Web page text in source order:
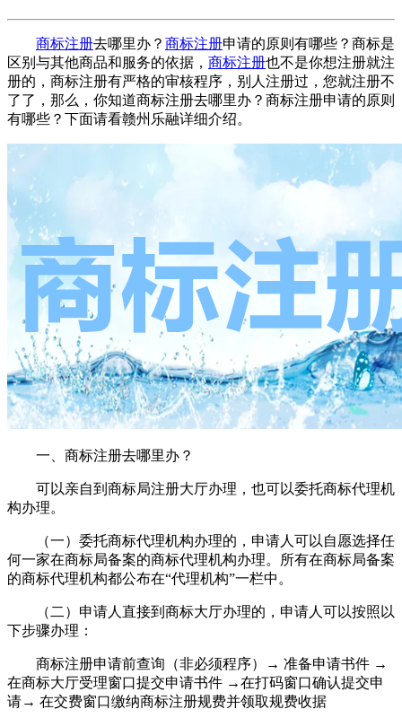
商标注册去哪里办？ 商标注册申请的原则有哪些？商标是
区别与其他商品和服务的依据， 商标注册也不是你想注册就注
册的，商标注册有严格的审核程序，别人注册过，您就注册不
了了，那么，你知道商标注册去哪里办？商标注册申请的原则
有哪些？下面请看赣州乐融详细介绍。
一、商标注册去哪里办？
可以亲自到商标局注册大厅办理，也可以委托商标代理机
构办理。
（一）委托商标代理机构办理的，申请人可以自愿选择任
何一家在商标局备案的商标代理机构办理。所有在商标局备案
的商标代理机构都公布在“代理机构”一栏中。
（二）申请人直接到商标大厅办理的，申请人可以按照以
下步骤办理：
商标注册申请前查询（非必须程序）→ 准备申请书件 →
在商标大厅受理窗口提交申请书件 →在打码窗口确认提交申
请→ 在交费窗口缴纳商标注册规费并领取规费收据